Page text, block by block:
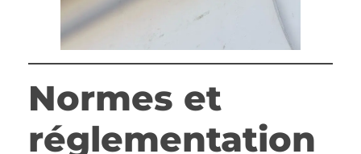
Normes et
réglementation